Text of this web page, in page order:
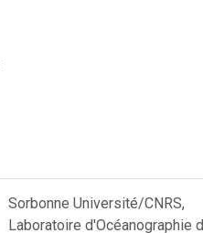
Sorbonne Université/CNRS,
Laboratoire d'Océanographie